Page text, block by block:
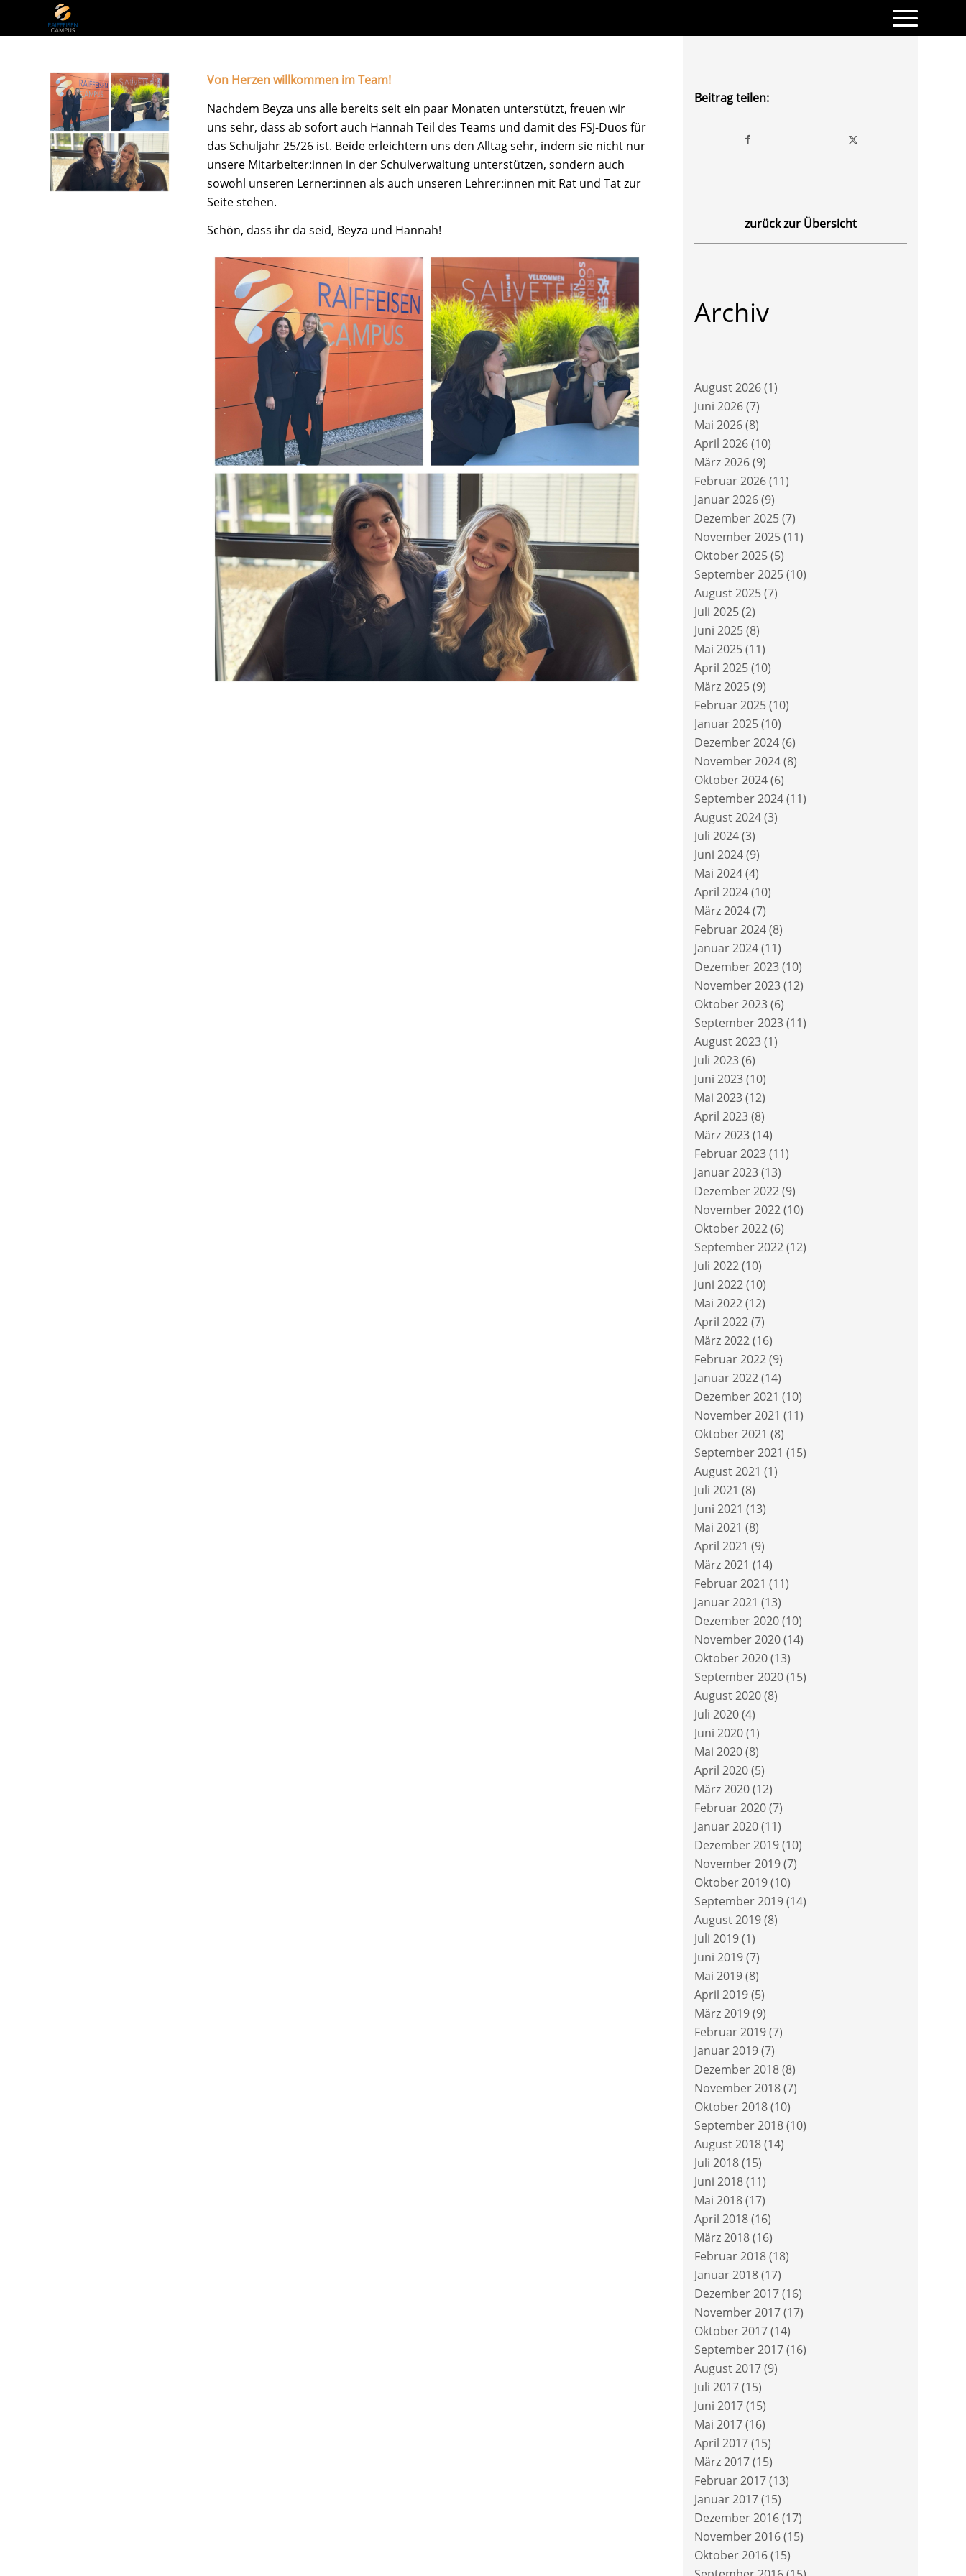
Von Herzen willkommen im Team!
Nachdem Beyza uns alle bereits seit ein paar Monaten unterstützt, freuen wir
uns sehr, dass ab sofort auch Hannah Teil des Teams und damit des FSJ-Duos für
das Schuljahr 25/26 ist. Beide erleichtern uns den Alltag sehr, indem sie nicht nur
unsere Mitarbeiter:innen in der Schulverwaltung unterstützen, sondern auch
sowohl unseren Lerner:innen als auch unseren Lehrer:innen mit Rat und Tat zur
Seite stehen.
Schön, dass ihr da seid, Beyza und Hannah!
Beitrag teilen:
zurück zur Übersicht
Archiv
August 2026(1)
Juni 2026(7)
Mai 2026(8)
April 2026(10)
März 2026(9)
Februar 2026(11)
Januar 2026(9)
Dezember 2025(7)
November 2025(11)
Oktober 2025(5)
September 2025(10)
August 2025(7)
Juli 2025(2)
Juni 2025(8)
Mai 2025(11)
April 2025(10)
März 2025(9)
Februar 2025(10)
Januar 2025(10)
Dezember 2024(6)
November 2024(8)
Oktober 2024(6)
September 2024(11)
August 2024(3)
Juli 2024(3)
Juni 2024(9)
Mai 2024(4)
April 2024(10)
März 2024(7)
Februar 2024(8)
Januar 2024(11)
Dezember 2023(10)
November 2023(12)
Oktober 2023(6)
September 2023(11)
August 2023(1)
Juli 2023(6)
Juni 2023(10)
Mai 2023(12)
April 2023(8)
März 2023(14)
Februar 2023(11)
Januar 2023(13)
Dezember 2022(9)
November 2022(10)
Oktober 2022(6)
September 2022(12)
Juli 2022(10)
Juni 2022(10)
Mai 2022(12)
April 2022(7)
März 2022(16)
Februar 2022(9)
Januar 2022(14)
Dezember 2021 (10)
November 2021 (11)
Oktober 2021 (8)
September 2021 (15)
August 2021 (1)
Juli 2021 (8)
Juni 2021 (13)
Mai 2021 (8)
April 2021 (9)
März 2021 (14)
Februar 2021 (11)
Januar 2021 (13)
Dezember 2020(10)
November 2020(14)
Oktober 2020(13)
September 2020(15)
August 2020(8)
Juli 2020(4)
Juni 2020(1)
Mai 2020(8)
April 2020(5)
März 2020(12)
Februar 2020(7)
Januar 2020(11)
Dezember 2019(10)
November 2019(7)
Oktober 2019(10)
September 2019(14)
August 2019(8)
Juli 2019(1)
Juni 2019(7)
Mai 2019(8)
April 2019(5)
März 2019(9)
Februar 2019(7)
Januar 2019(7)
Dezember 2018(8)
November 2018(7)
Oktober 2018(10)
September 2018(10)
August 2018(14)
Juli 2018(15)
Juni 2018(11)
Mai 2018(17)
April 2018(16)
März 2018(16)
Februar 2018(18)
Januar 2018(17)
Dezember 2017(16)
November 2017(17)
Oktober 2017(14)
September 2017(16)
August 2017(9)
Juli 2017(15)
Juni 2017(15)
Mai 2017(16)
April 2017(15)
März 2017(15)
Februar 2017(13)
Januar 2017(15)
Dezember 2016(17)
November 2016(15)
Oktober 2016(15)